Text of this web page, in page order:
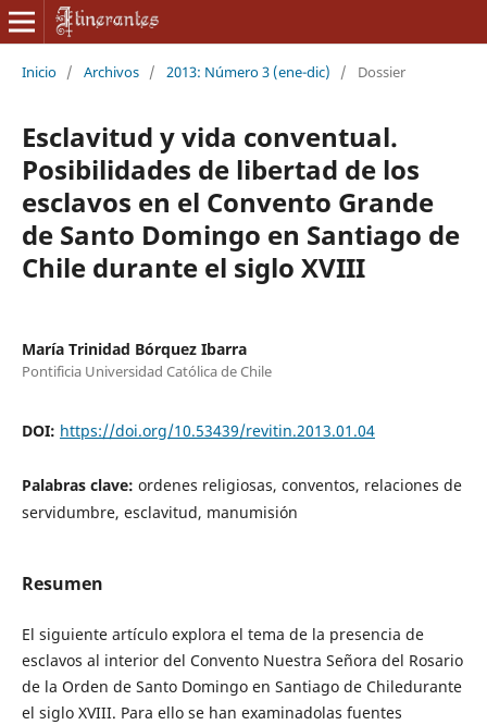
Inicio / Archivos / 2013: Número 3 (ene-dic) / Dossier
Esclavitud y vida conventual.
Posibilidades de libertad de los
esclavos en el Convento Grande
de Santo Domingo en Santiago de
Chile durante el siglo XVIII
María Trinidad Bórquez Ibarra
Pontificia Universidad Católica de Chile
DOI: https://doi.org/10.53439/revitin.2013.01.04
Palabras clave: ordenes religiosas, conventos, relaciones de
servidumbre, esclavitud, manumisión
Resumen
El siguiente artículo explora el tema de la presencia de
esclavos al interior del Convento Nuestra Señora del Rosario
de la Orden de Santo Domingo en Santiago de Chiledurante
el siglo XVIII. Para ello se han examinadolas fuentes